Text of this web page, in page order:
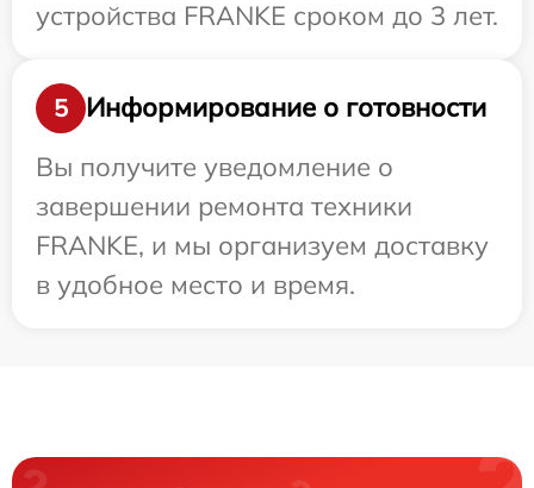
устройства FRANKE сроком до 3 лет.
5
Информирование о готовности
Вы получите уведомление о
завершении ремонта техники
FRANKE, и мы организуем доставку
в удобное место и время.